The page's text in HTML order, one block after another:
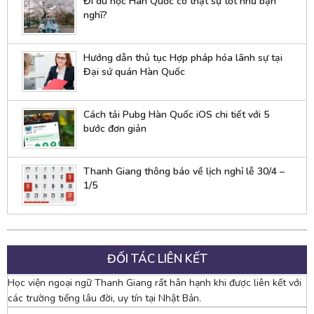
nghĩ?
Hướng dẫn thủ tục Hợp pháp hóa lãnh sự tại
Đại sứ quán Hàn Quốc
Cách tải Pubg Hàn Quốc iOS chi tiết với 5
bước đơn giản
Thanh Giang thông báo về lịch nghỉ lễ 30/4 –
1/5
ĐỐI TÁC LIÊN KẾT
Học viện ngoại ngữ Thanh Giang rất hân hạnh khi được liên kết với
các trường tiếng lâu đời, uy tín tại Nhật Bản.